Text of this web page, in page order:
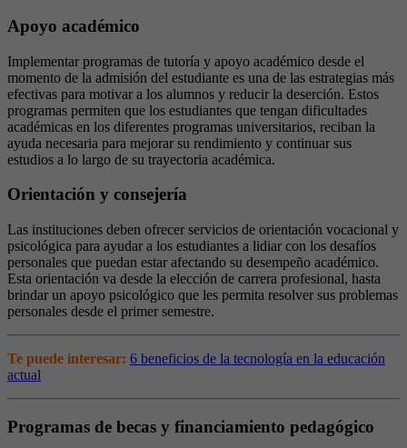
Apoyo académico
Implementar programas de tutoría y apoyo académico desde el
momento de la admisión del estudiante es una de las estrategias más
efectivas para motivar a los alumnos y reducir la deserción. Estos
programas permiten que los estudiantes que tengan dificultades
académicas en los diferentes programas universitarios, reciban la
ayuda necesaria para mejorar su rendimiento y continuar sus
estudios a lo largo de su trayectoria académica.
Orientación y consejería
Las instituciones deben ofrecer servicios de orientación vocacional y
psicológica para ayudar a los estudiantes a lidiar con los desafíos
personales que puedan estar afectando su desempeño académico.
Esta orientación va desde la elección de carrera profesional, hasta
brindar un apoyo psicológico que les permita resolver sus problemas
personales desde el primer semestre.
Te puede interesar: 6 beneficios de la tecnología en la educación
actual
Programas de becas y financiamiento pedagógico